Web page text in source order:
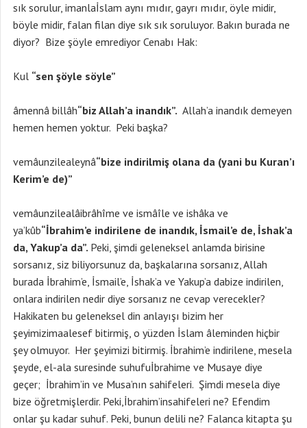
sık sorulur, imanlaİslam aynı mıdır, gayrı mıdır, öyle midir,
böyle midir, falan filan diye sık sık soruluyor. Bakın burada ne
diyor? Bize şöyle emrediyor Cenabı Hak:
Kul “sen şöyle söyle”
âmennâ billâh“biz Allah’a inandık”. Allah’a inandık demeyen
hemen hemen yoktur. Peki başka?
vemâunzilealeynâ“bize indirilmiş olana da (yani bu Kuran’ı
Kerim’e de)”
vemâunzilealâibrâhîme ve ismâîle ve ishâka ve
ya’kûb“İbrahim’e indirilene de inandık, İsmail’e de, İshak’a
da, Yakup’a da”. Peki, şimdi geleneksel anlamda birisine
sorsanız, siz biliyorsunuz da, başkalarına sorsanız, Allah
burada İbrahim’e, İsmail’e, İshak’a ve Yakup’a dabize indirilen,
onlara indirilen nedir diye sorsanız ne cevap verecekler?
Hakikaten bu geleneksel din anlayışı bizim her
şeyimizimaalesef bitirmiş, o yüzden İslam âleminden hiçbir
şey olmuyor. Her şeyimizi bitirmiş. İbrahim’e indirilene, mesela
şeyde, el-ala suresinde suhufuİbrahime ve Musaye diye
geçer; İbrahim’in ve Musa’nın sahifeleri. Şimdi mesela diye
bize öğretmişlerdir. Peki,İbrahim’insahifeleri ne? Efendim
onlar şu kadar suhuf. Peki, bunun delili ne? Falanca kitapta şu